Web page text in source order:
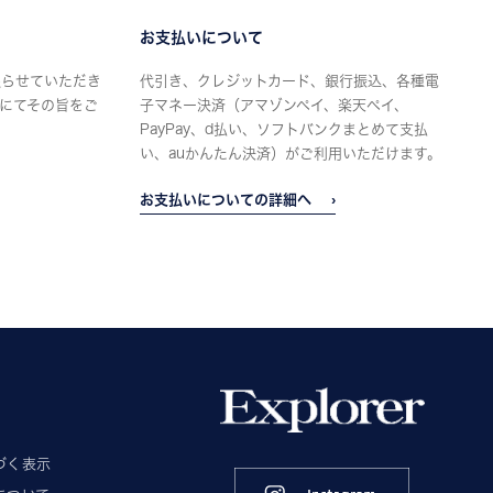
せていただき
てその旨をご
お支払いについて
代引き、クレジットカード、銀行振込、各種電
子マネー決済（アマゾンペイ、楽天ペイ、
PayPay、d払い、ソフトバンクまとめて支払
い、auかんたん決済）がご利用いただけます。
お支払いについての詳細へ
く表示